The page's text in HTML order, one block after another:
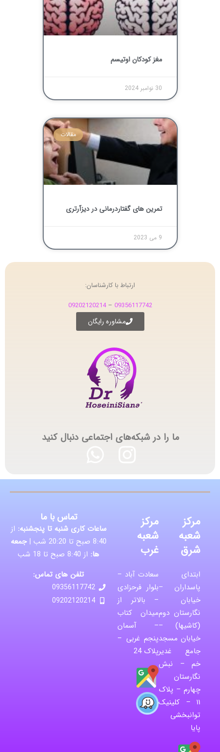
مغز کودکان اوتیسم
30 نوامبر 2024
مقالات
تمرین های گفتاردرمانی در دیزآرتری
9 می 2023
ارتباط با کارشناسان:
09356117742
–
09202120214
مشاوره رایگان
ما را در شبکه‌های اجتماعی دنبال کنید
مرکز
شعبه
شرق
ابتدای
پاسداران –
خیابان
نگارستان دوم
(کاشیها) –
خیابان مسجد
جامع غدیر
خم – نبش
نگارستان
چهارم – پلاک
۱۱ – کلینیک
توانبخشی
پایا
مرکز
شعبه
غرب
سعادت آباد –
بلوار فرحزادی
– بالاتر از
میدان کتاب
– آسمان
پنجم غربی –
پلاک 24
تماس با ما
ساعات کاری شنبه تا پنجشنبه: از
8:40 صبح تا 20:20 شب |
جمعه
ها: از 8:40 صبح تا 18 شب
تلفن های تماس:
09356117742
09202120214